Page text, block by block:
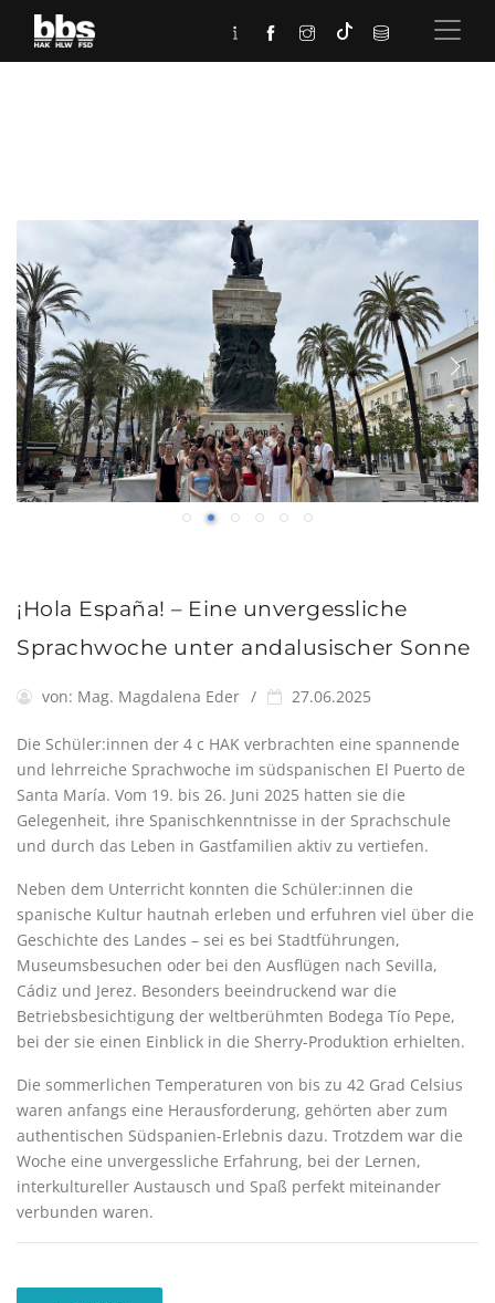
¡Hola España! – Eine unvergessliche
Sprachwoche unter andalusischer Sonne
von: Mag. Magdalena Eder 27.06.2025
Die Schüler:innen der 4 c HAK verbrachten eine spannende
und lehrreiche Sprachwoche im südspanischen El Puerto de
Santa María. Vom 19. bis 26. Juni 2025 hatten sie die
Gelegenheit, ihre Spanischkenntnisse in der Sprachschule
und durch das Leben in Gastfamilien aktiv zu vertiefen.
Neben dem Unterricht konnten die Schüler:innen die
spanische Kultur hautnah erleben und erfuhren viel über die
Geschichte des Landes – sei es bei Stadtführungen,
Museumsbesuchen oder bei den Ausflügen nach Sevilla,
Cádiz und Jerez. Besonders beeindruckend war die
Betriebsbesichtigung der weltberühmten Bodega Tío Pepe,
bei der sie einen Einblick in die Sherry-Produktion erhielten.
Die sommerlichen Temperaturen von bis zu 42 Grad Celsius
waren anfangs eine Herausforderung, gehörten aber zum
authentischen Südspanien-Erlebnis dazu. Trotzdem war die
Woche eine unvergessliche Erfahrung, bei der Lernen,
interkultureller Austausch und Spaß perfekt miteinander
verbunden waren.